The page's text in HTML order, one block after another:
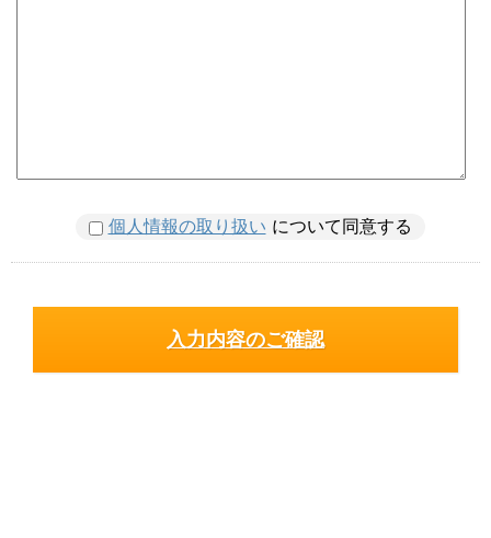
個人情報の取り扱い について同意する